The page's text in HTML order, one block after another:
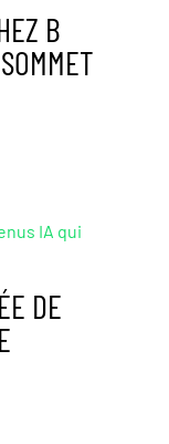
B
DE